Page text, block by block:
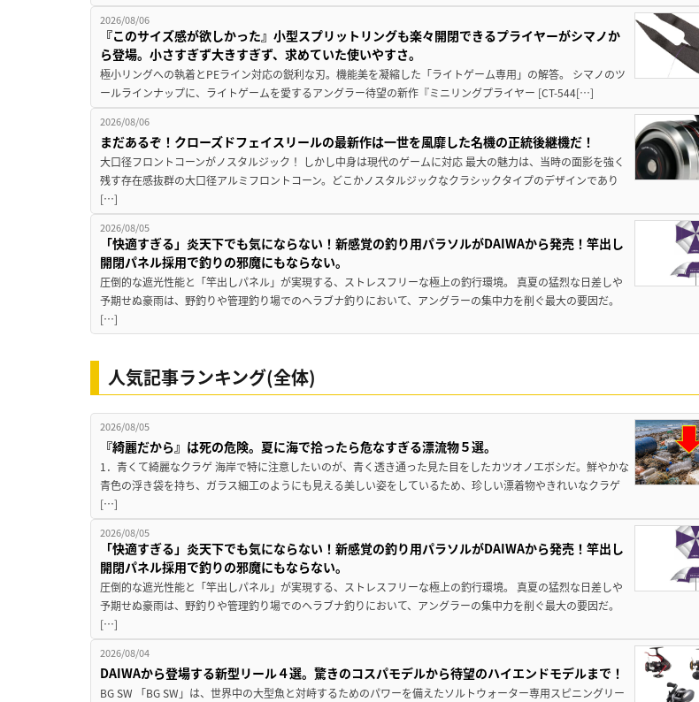
2026/08/06
『このサイズ感が欲しかった』小型スプリットリングも楽々開閉できるプライヤーがシマノか
ら登場。小さすぎず大きすぎず、求めていた使いやすさ。
極小リングへの執着とPEライン対応の鋭利な刃。機能美を凝縮した「ライトゲーム専用」の解答。 シマノのツ
ールラインナップに、ライトゲームを愛するアングラー待望の新作『ミニリングプライヤー [CT-544[…]
2026/08/06
まだあるぞ！クローズドフェイスリールの最新作は一世を風靡した名機の正統後継機だ！
大口径フロントコーンがノスタルジック！ しかし中身は現代のゲームに対応 最大の魅力は、当時の面影を強く
残す存在感抜群の大口径アルミフロントコーン。どこかノスタルジックなクラシックタイプのデザインであり
[…]
2026/08/05
「快適すぎる」炎天下でも気にならない！新感覚の釣り用パラソルがDAIWAから発売！竿出し
開閉パネル採用で釣りの邪魔にもならない。
圧倒的な遮光性能と「竿出しパネル」が実現する、ストレスフリーな極上の釣行環境。 真夏の猛烈な日差しや
予期せぬ豪雨は、野釣りや管理釣り場でのヘラブナ釣りにおいて、アングラーの集中力を削ぐ最大の要因だ。
[…]
人気記事ランキング(全体)
2026/08/05
『綺麗だから』は死の危険。夏に海で拾ったら危なすぎる漂流物５選。
1．青くて綺麗なクラゲ 海岸で特に注意したいのが、青く透き通った見た目をしたカツオノエボシだ。鮮やかな
青色の浮き袋を持ち、ガラス細工のようにも見える美しい姿をしているため、珍しい漂着物やきれいなクラゲ
[…]
2026/08/05
「快適すぎる」炎天下でも気にならない！新感覚の釣り用パラソルがDAIWAから発売！竿出し
開閉パネル採用で釣りの邪魔にもならない。
圧倒的な遮光性能と「竿出しパネル」が実現する、ストレスフリーな極上の釣行環境。 真夏の猛烈な日差しや
予期せぬ豪雨は、野釣りや管理釣り場でのヘラブナ釣りにおいて、アングラーの集中力を削ぐ最大の要因だ。
[…]
2026/08/04
DAIWAから登場する新型リール４選。驚きのコスパモデルから待望のハイエンドモデルまで！
BG SW 「BG SW」は、世界中の大型魚と対峙するためのパワーを備えたソルトウォーター専用スピニングリー